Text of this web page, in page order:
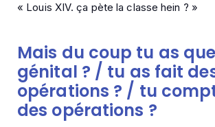
« Louis XIV. ça pète la classe hein ? »
Mais du coup tu as
génital ? / tu as fait
opérations ? / tu
des opérations ?